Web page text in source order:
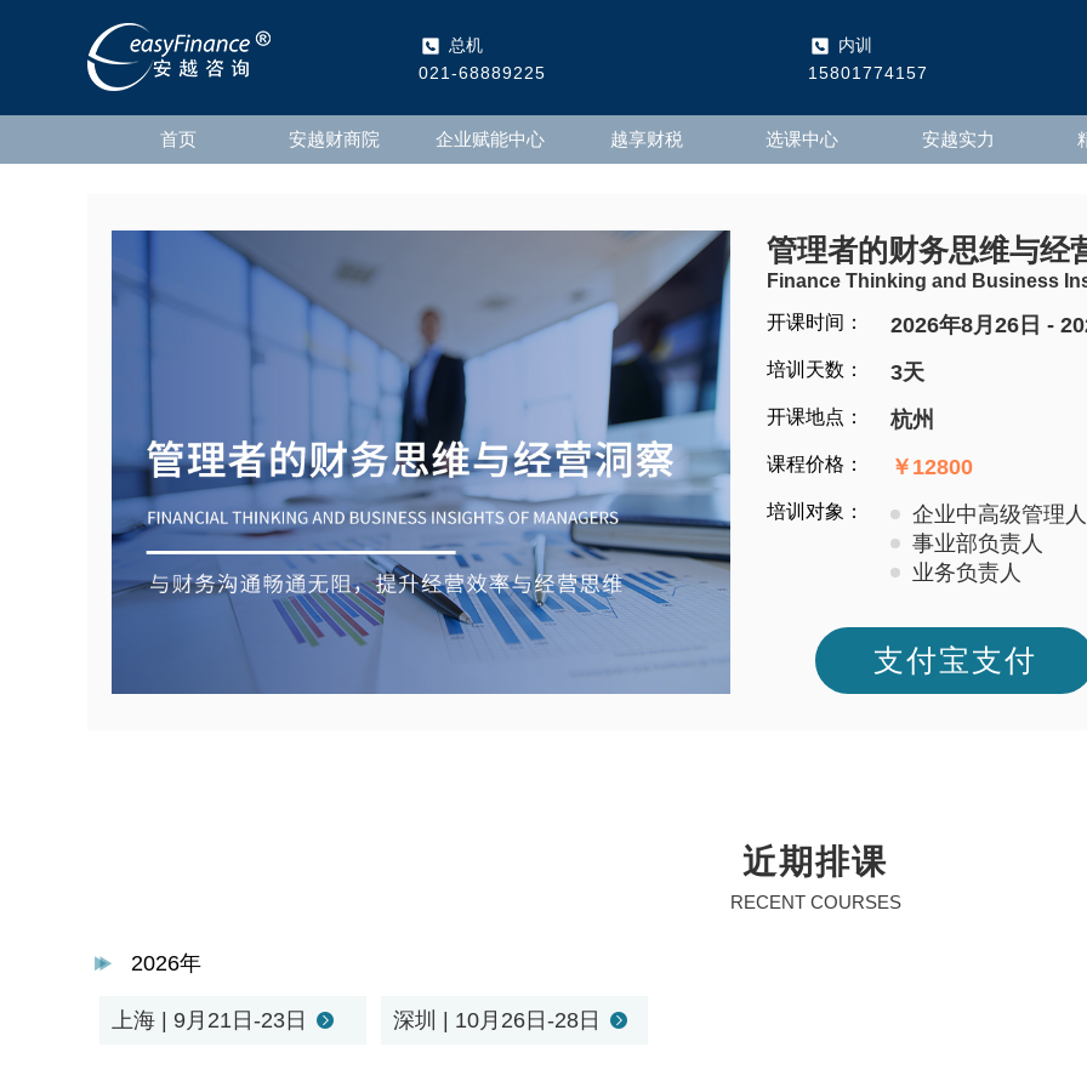
总机
021-68889225
内训
15801774157
首页 安越财商院 企业赋能中心 越享财税 选课中心 安越实力
管理者的财务思维与经
Finance Thinking and Business
开课时间：
2026年8月26日 -
培训天数： 3天
开课地点： 杭州
课程价格： ￥12800
培训对象：
企业中高级管理
事业部负责人
业务负责人
支付宝支付
近期排课
RECENT COURSES
2026年
上海 | 9月21日-23日 深圳 | 10月26日-28日